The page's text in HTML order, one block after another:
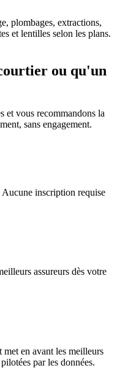
plombages, extractions,
et lentilles selon les plans.
ou qu'un
et vous recommandons la
sans engagement.
Aucune inscription requise
assureurs dès votre
en avant les meilleurs
par les données.